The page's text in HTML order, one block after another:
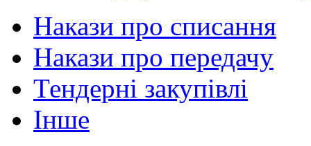
Накази про списання
Накази про передачу
Тендерні закупівлі
Інше